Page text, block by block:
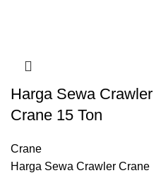
Harga Sewa Crawler
Crane 15 Ton
Crane
Harga Sewa Crawler Crane